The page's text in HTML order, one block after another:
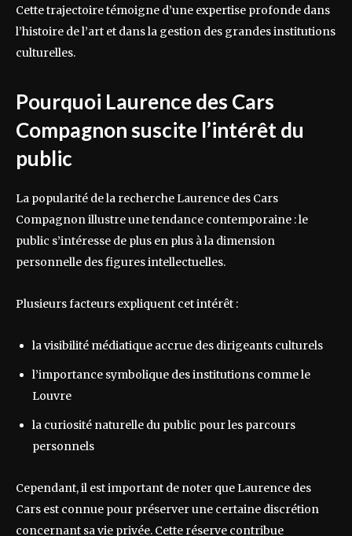
Cette trajectoire témoigne d’une expertise profonde dans
l’histoire de l’art et dans la gestion des grandes institutions
culturelles.
Pourquoi Laurence des Cars
Compagnon suscite l’intérêt du
public
La popularité de la recherche Laurence des Cars
Compagnon illustre une tendance contemporaine : le
public s’intéresse de plus en plus à la dimension
personnelle des figures intellectuelles.
Plusieurs facteurs expliquent cet intérêt :
la visibilité médiatique accrue des dirigeants culturels
l’importance symbolique des institutions comme le
Louvre
la curiosité naturelle du public pour les parcours
personnels
Cependant, il est important de noter que Laurence des
Cars est connue pour préserver une certaine discrétion
concernant sa vie privée. Cette réserve contribue